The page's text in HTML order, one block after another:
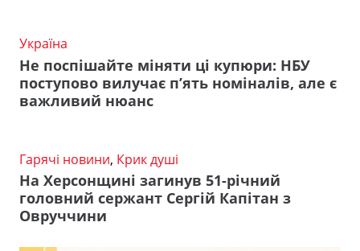
Україна
Не поспішайте міняти ці купюри: НБУ
поступово вилучає п’ять номіналів, але є
важливий нюанс
Гарячі новини, Крик душі
На Херсонщині загинув 51-річний
головний сержант Сергій Капітан з
Овруччини